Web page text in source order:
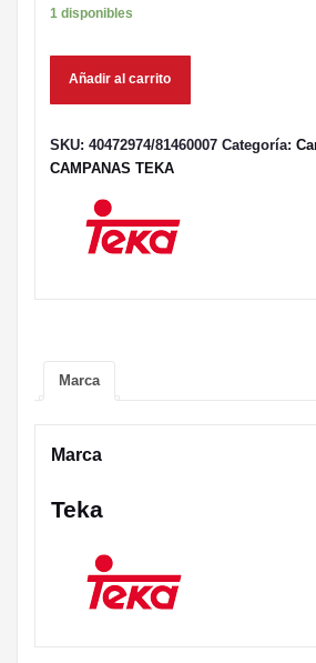
1 disponibles
Añadir al carrito
SKU: 40472974/81460007 Categoría:
CAMPANAS TEKA
Marca
Marca
Teka